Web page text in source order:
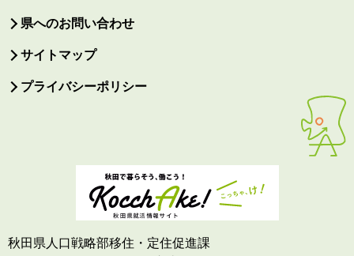
県へのお問い合わせ
サイトマップ
プライバシーポリシー
秋田県人口戦略部移住・定住促進課